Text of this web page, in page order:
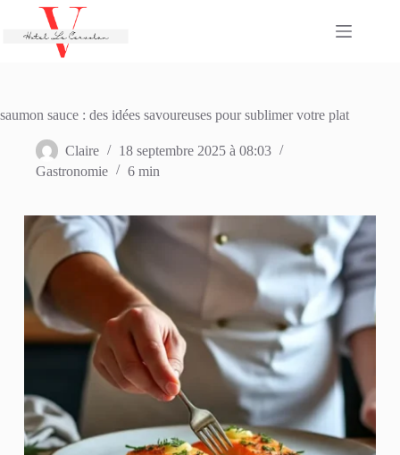
contenu
saumon sauce : des idées savoureuses pour sublimer votre plat
Claire
18 septembre 2025 à 08:03
Gastronomie
6 min